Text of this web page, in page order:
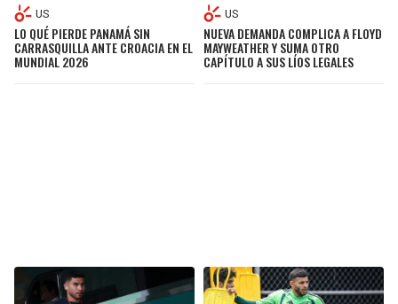
US
LO QUÉ PIERDE PANAMÁ SIN
CARRASQUILLA ANTE CROACIA EN EL
MUNDIAL 2026
US
NUEVA DEMANDA COMPLICA A FLOYD
MAYWEATHER Y SUMA OTRO
CAPÍTULO A SUS LÍOS LEGALES